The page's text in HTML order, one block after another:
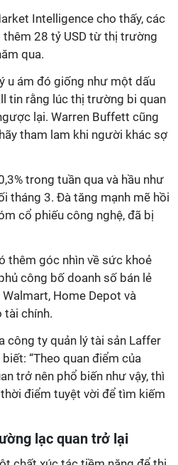
Intelligence cho thấy, các
thêm 28 tỷ USD từ thị trường
qua.
u ám đó giống như một dấu
tin rằng lúc thị trường bi quan
lại. Warren Buffett cũng
tham lam khi người khác sợ
trong tuần qua và hầu như
tháng 3. Đà tăng mạnh mẽ hồi
cổ phiếu công nghệ, đã bị
thêm góc nhìn về sức khoẻ
công bố doanh số bán lẻ
Home Depot và
tài chính.
công ty quản lý tài sản Laffer
“Theo quan điểm của
trở nên phổ biến như vậy, thì
điểm tuyệt vời để tìm kiếm
lạc quan trở lại